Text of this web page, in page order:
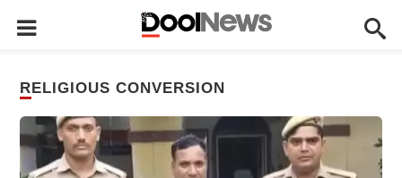
RELIGIOUS CONVERSION